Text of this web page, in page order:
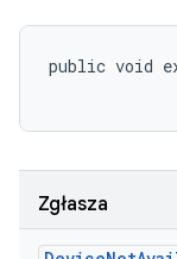
public void
Zgłasza